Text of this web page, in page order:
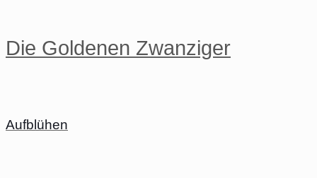
Die Goldenen Zwanziger
Aufblühen